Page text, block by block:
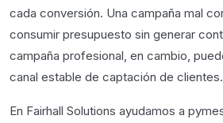
cada conversión. Una campaña mal
consumir presupuesto sin generar
campaña profesional, en cambio,
canal estable de captación de clientes.
En Fairhall Solutions ayudamos a